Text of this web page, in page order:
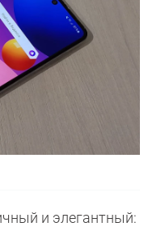
и элегантный: